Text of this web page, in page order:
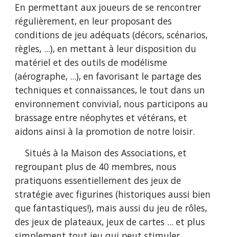
En permettant aux joueurs de se rencontrer
régulièrement, en leur proposant des
conditions de jeu adéquats (décors, scénarios,
règles, ...), en mettant à leur disposition du
matériel et des outils de modélisme
(aérographe, ...), en favorisant le partage des
techniques et connaissances, le tout dans un
environnement convivial, nous participons au
brassage entre néophytes et vétérans, et
aidons ainsi à la promotion de notre loisir.
Situés à la Maison des Associations, et
regroupant plus de 40 membres, nous
pratiquons essentiellement des jeux de
stratégie avec figurines (historiques aussi bien
que fantastiques!), mais aussi du jeu de rôles,
des jeux de plateaux, jeux de cartes ... et plus